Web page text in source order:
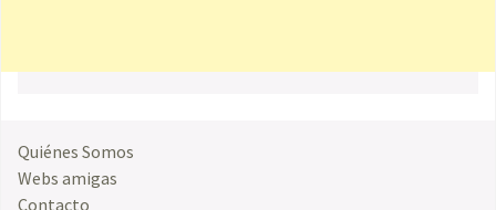
Quiénes Somos
Webs amigas
Contacto